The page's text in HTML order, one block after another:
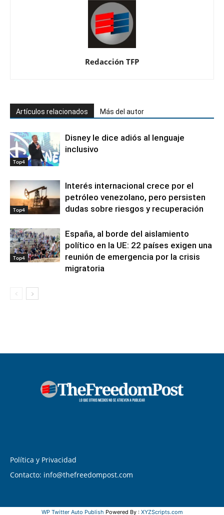
Redacción TFP
Artículos relacionados Más del autor
Top4
Disney le dice adiós al lenguaje
inclusivo
Top4
Interés internacional crece por el
petróleo venezolano, pero persisten
dudas sobre riesgos y recuperación
Top4
España, al borde del aislamiento
político en la UE: 22 países exigen una
reunión de emergencia por la crisis
migratoria
Política y Privacidad
Contacto: info@thefreedompost.com
WP Twitter Auto Publish Powered By : XYZScripts.com